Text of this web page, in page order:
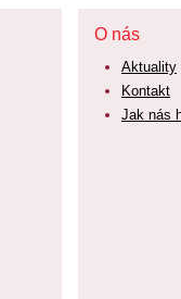
O nás
Aktuality
Kontakt
Jak nás